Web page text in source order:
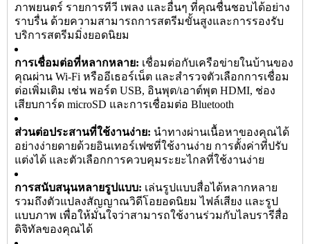
ภาพยนตร์ รายการทีวี เพลง และอื่นๆ ที่คุณชื่นชอบได้อย่าง
ราบรื่น ด้วยความสามารถการสตรีมขั้นสูงและการรองรับ
บริการสตรีมมิ่งยอดนิยม
การเชื่อมต่อที่หลากหลาย: เชื่อมต่อกับเครือข่ายในบ้านของ
คุณผ่าน Wi-Fi หรืออีเธอร์เน็ต และสำรวจตัวเลือกการเชื่อม
ต่อเพิ่มเติม เช่น พอร์ต USB, อินพุต/เอาต์พุต HDMI, ช่อง
เสียบการ์ด microSD และการเชื่อมต่อ Bluetooth
ส่วนต่อประสานที่ใช้งานง่าย: นำทางผ่านเนื้อหาของคุณได้
อย่างง่ายดายด้วยอินเทอร์เฟซที่ใช้งานง่าย การตั้งค่าที่ปรับ
แต่งได้ และตัวเลือกการควบคุมระยะไกลที่ใช้งานง่าย
การสนับสนุนหลายรูปแบบ: เล่นรูปแบบสื่อได้หลากหลาย
รวมถึงตัวแปลงสัญญาณวิดีโอยอดนิยม ไฟล์เสียง และรูป
แบบภาพ เพื่อให้มั่นใจว่าสามารถใช้งานร่วมกับไลบรารีสื่อ
ดิจิทัลของคุณได้